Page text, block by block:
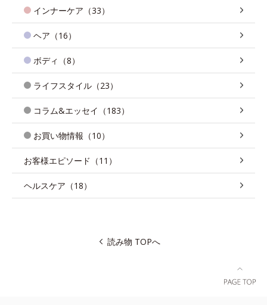
インナーケア（33）
ヘア（16）
ボディ（8）
ライフスタイル（23）
コラム&エッセイ（183）
お買い物情報（10）
お客様エピソード（11）
ヘルスケア（18）
読み物 TOPへ